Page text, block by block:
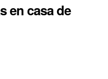
en casa de